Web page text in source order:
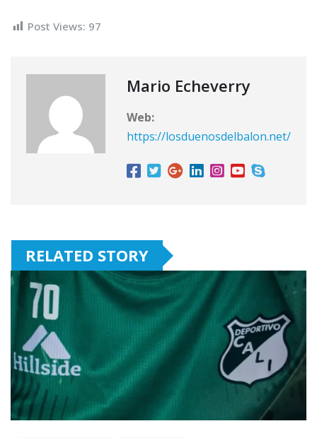
Post Views: 97
Mario Echeverry
Web:
https://losduenosdelbalon.net/
RELATED STORY